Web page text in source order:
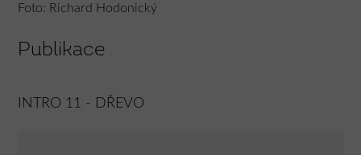
Foto: Richard Hodonický
Publikace
INTRO 11 - DŘEVO